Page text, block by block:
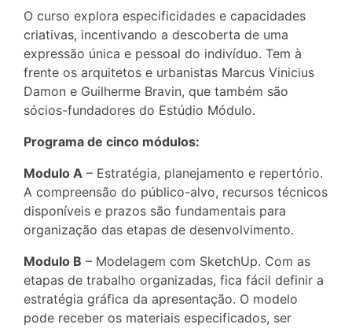
O curso explora especificidades e capacidades
criativas, incentivando a descoberta de uma
expressão única e pessoal do indivíduo. Tem à
frente os arquitetos e urbanistas Marcus Vinicius
Damon e Guilherme Bravin, que também são
sócios-fundadores do Estúdio Módulo.
Programa de cinco módulos:
Modulo A – Estratégia, planejamento e repertório.
A compreensão do público-alvo, recursos técnicos
disponíveis e prazos são fundamentais para
organização das etapas de desenvolvimento.
Modulo B – Modelagem com SketchUp. Com as
etapas de trabalho organizadas, fica fácil definir a
estratégia gráfica da apresentação. O modelo
pode receber os materiais especificados, ser